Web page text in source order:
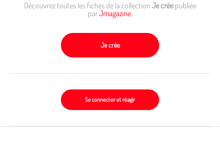
Découvrez toutes les fiches de la collection Je créepubliée
parJmagazine.
Je crée
Se connecter et réagir